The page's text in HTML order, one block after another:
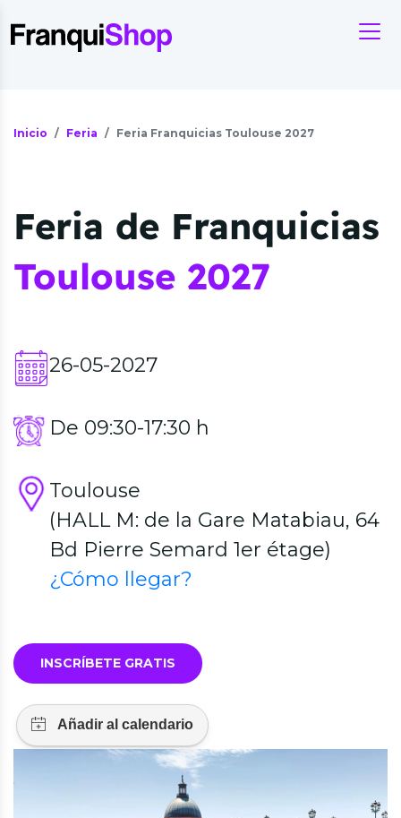
Inicio Feria Feria Franquicias Toulouse 2027
Feria de Franquicias
Toulouse 2027
26-05-2027
De 09:30-17:30 h
Toulouse
(HALL M: de la Gare Matabiau, 64
Bd Pierre Semard 1er étage)
¿Cómo llegar?
INSCRÍBETE GRATIS